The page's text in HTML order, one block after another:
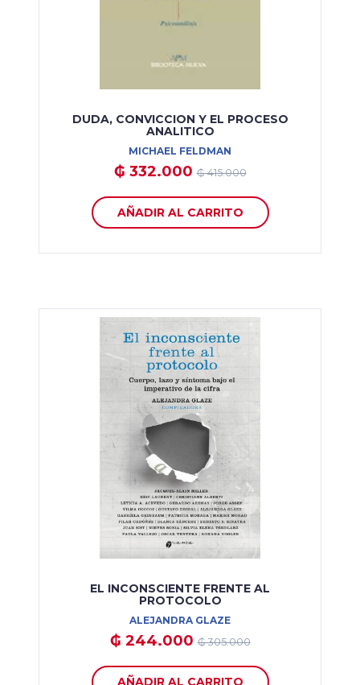
DUDA, CONVICCION Y EL PROCESO
ANALITICO
MICHAEL FELDMAN
₲ 332.000₲ 415.000
AÑADIR AL CARRITO
EL INCONSCIENTE FRENTE AL
PROTOCOLO
ALEJANDRA GLAZE
₲ 244.000₲ 305.000
AÑADIR AL CARRITO